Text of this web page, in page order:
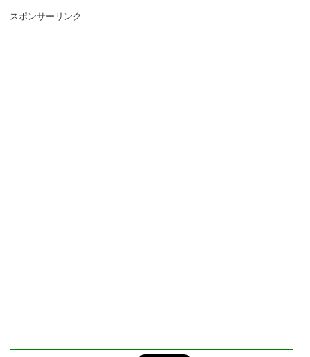
スポンサーリンク